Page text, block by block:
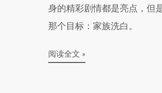
身的精彩剧情都是亮点，但
那个目标：家族洗白。
阅读全文 »